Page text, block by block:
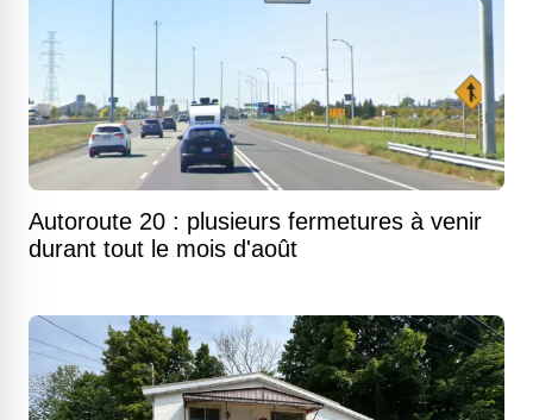
Autoroute 20 : plusieurs fermetures à venir
durant tout le mois d'août